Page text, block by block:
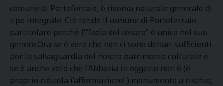
comune di Portoferraio, è riserva naturale generale di
tipo integrale. Ciò rende il comune di Portoferraio
particolare perchè l”‘Isola del tesoro” è unica nel suo
genere.Ora se è vero che non ci sono denari sufficienti
per la salvaguardia del nostro patrimonio culturale e
se è anche vero che l’Abbazia in oggetto non è (è
proprio ridicola i’affermazione! ) monumento a rischio,